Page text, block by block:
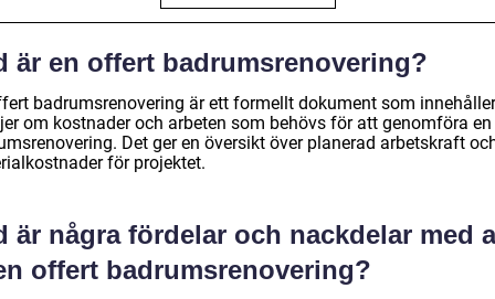
är en offert badrumsrenovering?
badrumsrenovering är ett formellt dokument som innehåller
om kostnader och arbeten som behövs för att genomföra en
Det ger en översikt över planerad arbetskraft
för projektet.
är några fördelar och nackdelar med
offert badrumsrenovering?